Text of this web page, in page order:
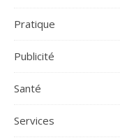
Pratique
Publicité
Santé
Services